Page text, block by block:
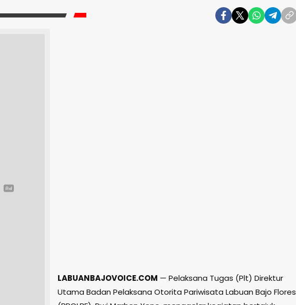
LABUANBAJOVOICE.COM — Pelaksana Tugas (Plt) Direktur
Utama Badan Pelaksana Otorita Pariwisata Labuan Bajo Flores